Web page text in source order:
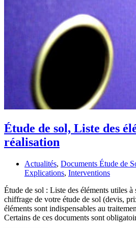
Étude de sol, Liste des
réalisation
Actualités, Documents Étude de
Explications, Interventions
Étude de sol : Liste des éléments utiles
chiffrage de votre étude de sol (devis,
éléments sont indispensables au
Certains de ces documents sont